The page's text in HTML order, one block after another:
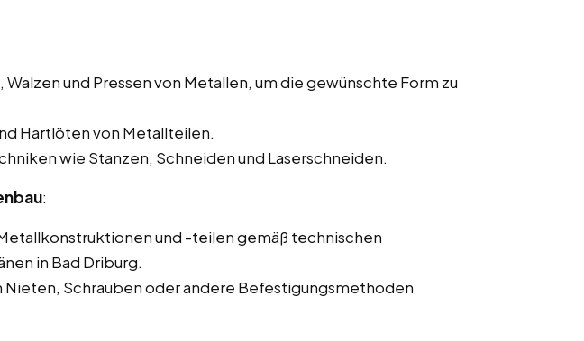
und Pressen von Metallen, um die gewünschte Form zu
Hartlöten von Metallteilen.
wie Stanzen, Schneiden und Laserschneiden.
:
und -teilen gemäß technischen
in Bad Driburg.
Nieten, Schrauben oder andere Befestigungsmethoden